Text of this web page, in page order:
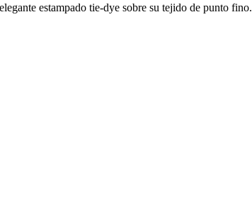
estampado tie-dye sobre su tejido de punto fino.